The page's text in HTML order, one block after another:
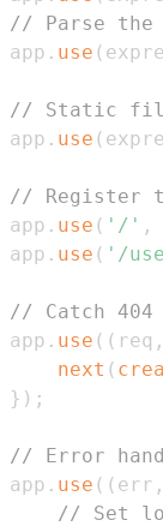
// Parse the
app . use (
// Static
app . use (
// Register
app . use ( '/' ,
app . use ( '/
// Catch
app . use ( ( req ,
next (
} ) ;
// Error
app . use ( ( err ,
// Set